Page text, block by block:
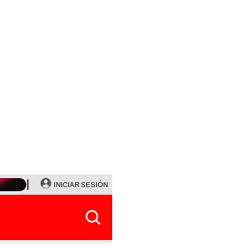
PRECIO DEL DÓLAR JANET TELLO
INICIAR SESIÓN